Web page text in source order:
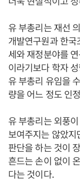
유 부총리는 재선
개발연구원과 한
세와 재정분야를
이라기보다 학자
유 부총리 유임을
량을 어느 정도 인
유 부총리는 외풍
보여주지는 않았
판단을 하는 것이
흔드는 손이 없이
다는 것이다.